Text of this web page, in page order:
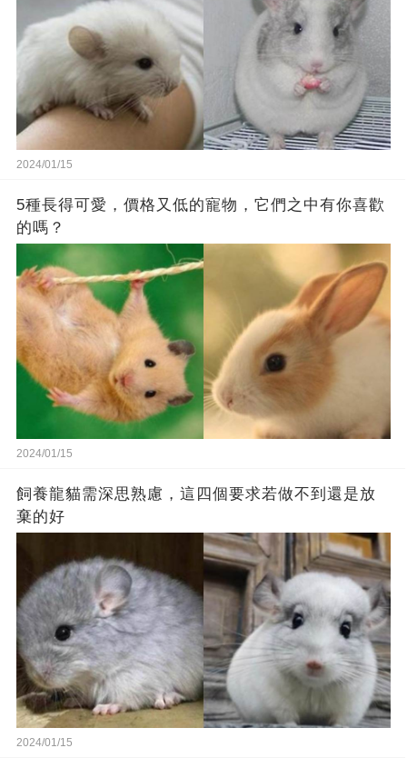
2024/01/15
5種長得可愛，價格又低的寵物，它們之中有你喜歡
的嗎？
2024/01/15
飼養龍貓需深思熟慮，這四個要求若做不到還是放
棄的好
2024/01/15